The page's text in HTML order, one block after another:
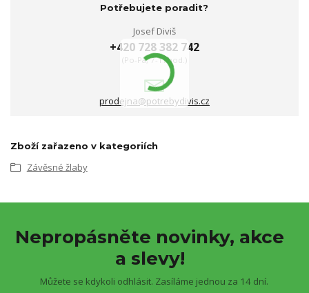
Potřebujete poradit?
Josef Diviš
+420 728 382 742
(Po-Pá, 7-17hod.)
prodejna@potrebydivis.cz
Zboží zařazeno v kategoriích
Závěsné žlaby
Nepropásněte novinky, akce
a slevy!
Můžete se kdykoli odhlásit. Zasíláme jednou za 14 dní.